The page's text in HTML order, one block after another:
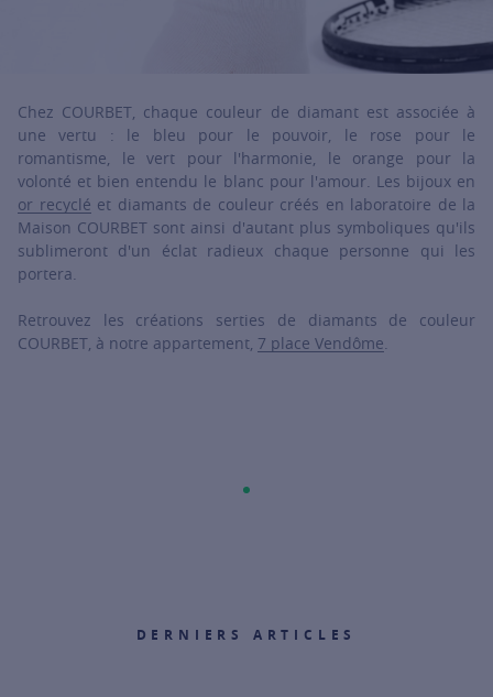
Chez COURBET, chaque couleur de diamant est associée à
une vertu : le bleu pour le pouvoir, le rose pour le
romantisme, le vert pour l'harmonie, le orange pour la
volonté et bien entendu le blanc pour l'amour. Les bijoux en
or recyclé et diamants de couleur créés en laboratoire de la
Maison COURBET sont ainsi d'autant plus symboliques qu'ils
sublimeront d'un éclat radieux chaque personne qui les
portera.
Retrouvez les créations serties de diamants de couleur
COURBET, à notre appartement, 7 place Vendôme
DERNIERS ARTICLES